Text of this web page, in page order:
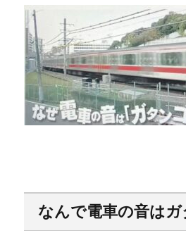
なんで電車の音は